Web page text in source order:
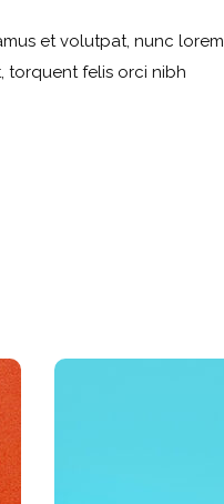
et volutpat, nunc lorem
torquent felis orci nibh